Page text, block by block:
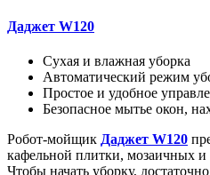
Даджет W120
Сухая и влажная уборка
Автоматический режим
Простое и удобное
Безопасное мытье окон,
Робот-мойщик Даджет W120
кафельной плитки, мозаичных и
Чтобы начать уборку,